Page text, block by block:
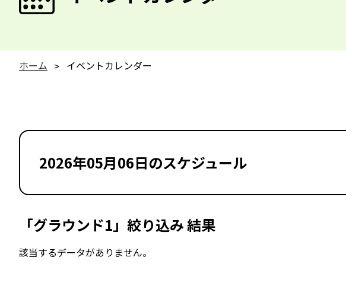
ホーム イベントカレンダー
2026年05月06日のスケジュール
「グラウンド1」絞り込み 結果
該当するデータがありません。